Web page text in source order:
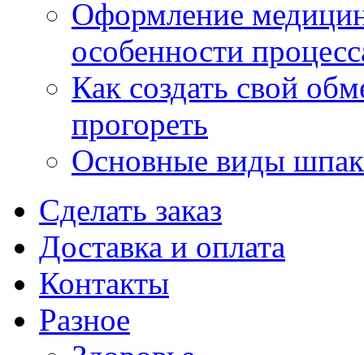
Оформление
особенности
Как создать свой
прогореть
Основные виды
Сделать заказ
Доставка и оплата
Контакты
Разное